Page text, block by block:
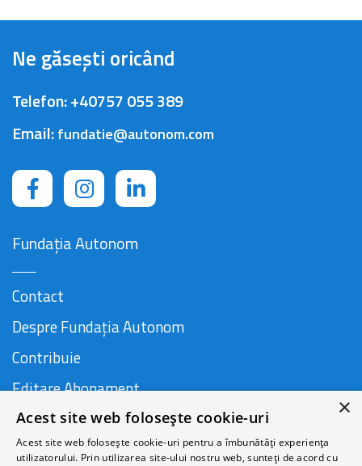
Ne găsești oricând
Telefon:+40757 055 389
Email:fundatie@autonom.com
Fundația Autonom
Contact
Despre Fundația Autonom
Contribuie
Editare Abonament
Cauză susținută de
×
Acest site web folosește cookie-uri
Acest site web folosește cookie-uri pentru a îmbunătăți experiența
utilizatorului. Prin utilizarea site-ului nostru web, sunteți de acord cu